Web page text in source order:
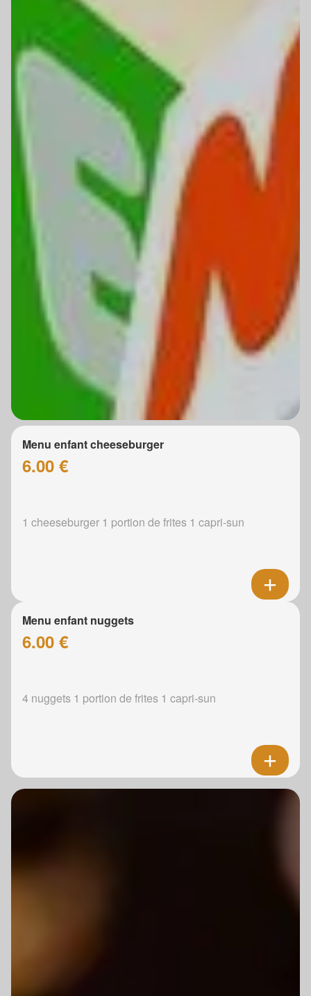
Menu enfant cheeseburger
6.00 €
1 cheeseburger 1 portion de frites 1 capri-sun
Menu enfant nuggets
6.00 €
4 nuggets 1 portion de frites 1 capri-sun